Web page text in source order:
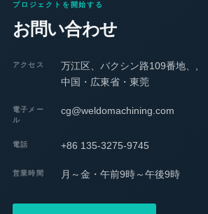
プロジェクトを開始する
お問い合わせ
アクセス
万江区、バクシン路109番地、,
中国・広東省・東莞
電子メー
ル
cg@weldomachining.com
電話 +86 135-3275-9745
営業時間 月～金・午前9時～午後9時